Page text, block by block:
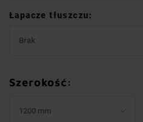
Łapacze tłuszczu:
Brak
Szerokość:
1200 mm